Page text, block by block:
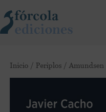
al
contenido
Inicio / Periplos / Amundsen
Amundsen
-